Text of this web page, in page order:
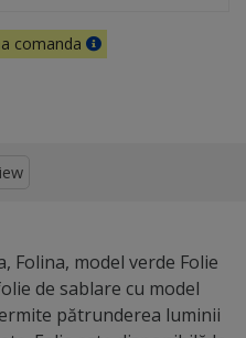
comanda
Folina, model verde Folie
de sablare cu model
pătrunderea luminii